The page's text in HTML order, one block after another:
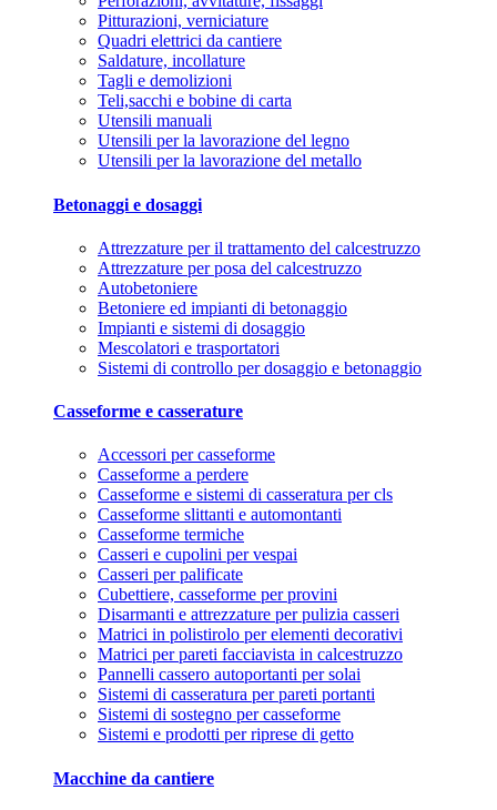
Pitturazioni, verniciature
Quadri elettrici da cantiere
Saldature, incollature
Tagli e demolizioni
Teli,sacchi e bobine di carta
Utensili manuali
Utensili per la lavorazione del legno
Utensili per la lavorazione del metallo
Betonaggi e dosaggi
Attrezzature per il trattamento del calcestruzzo
Attrezzature per posa del calcestruzzo
Autobetoniere
Betoniere ed impianti di betonaggio
Impianti e sistemi di dosaggio
Mescolatori e trasportatori
Sistemi di controllo per dosaggio e betonaggio
Casseforme e casserature
Accessori per casseforme
Casseforme a perdere
Casseforme e sistemi di casseratura per cls
Casseforme slittanti e automontanti
Casseforme termiche
Casseri e cupolini per vespai
Casseri per palificate
Cubettiere, casseforme per provini
Disarmanti e attrezzature per pulizia casseri
Matrici in polistirolo per elementi decorativi
Matrici per pareti facciavista in calcestruzzo
Pannelli cassero autoportanti per solai
Sistemi di casseratura per pareti portanti
Sistemi di sostegno per casseforme
Sistemi e prodotti per riprese di getto
Macchine da cantiere